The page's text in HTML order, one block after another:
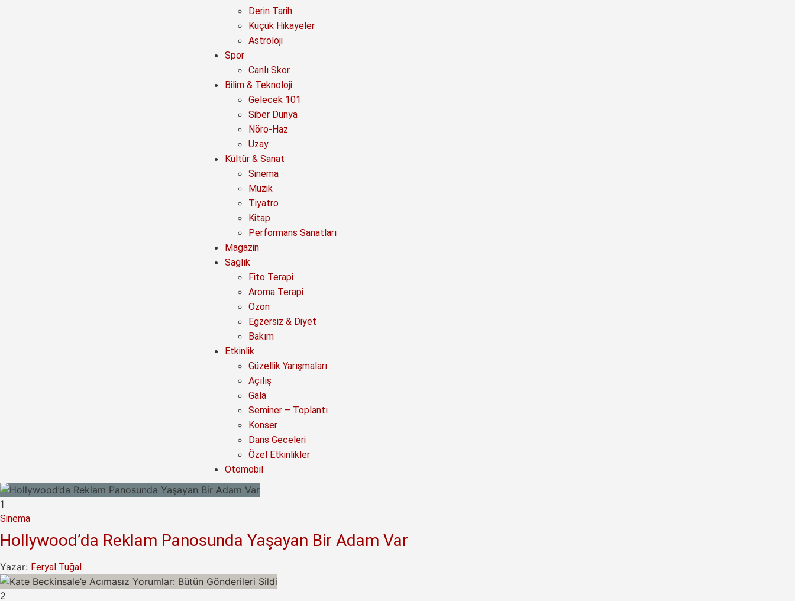
Derin Tarih
Küçük Hikayeler
Astroloji
Spor
Canlı Skor
Bilim & Teknoloji
Gelecek 101
Siber Dünya
Nöro-Haz
Uzay
Kültür & Sanat
Sinema
Müzik
Tiyatro
Kitap
Performans Sanatları
Magazin
Sağlık
Fito Terapi
Aroma Terapi
Ozon
Egzersiz & Diyet
Bakım
Etkinlik
Güzellik Yarışmaları
Açılış
Gala
Seminer – Toplantı
Konser
Dans Geceleri
Özel Etkinlikler
Otomobil
1
Sinema
Hollywood’da Reklam Panosunda Yaşayan Bir Adam Var
Yazar: Feryal Tuğal
2